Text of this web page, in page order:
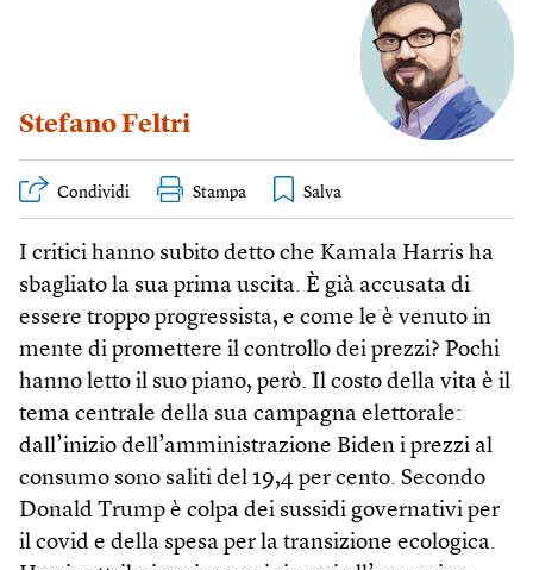
Stefano Feltri
Condividi Stampa
I critici hanno subito detto che Kamala Harris ha
sbagliato la sua prima uscita. È già accusata di
essere troppo progressista, e come le è venuto in
mente di promettere il controllo dei prezzi? Pochi
hanno letto il suo piano, però. Il costo della vita è il
tema centrale della sua campagna elettorale:
dall’inizio dell’amministrazione Biden i prezzi al
consumo sono saliti del 19,4 per cento. Secondo
Donald Trump è colpa dei sussidi governativi per
il covid e della spesa per la transizione ecologica.